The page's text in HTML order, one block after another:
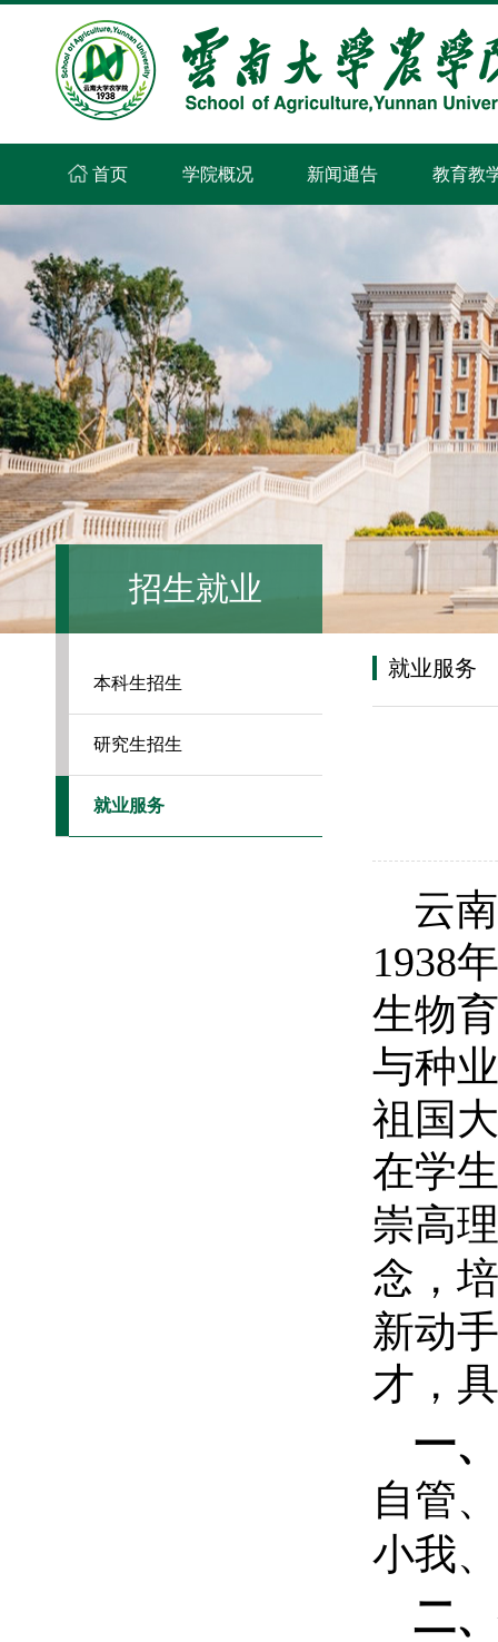
首页 学院概况 新闻通告 教育教
招生就业
本科生招生
研究生招生
就业服务
就业服务
云
1938年
生物
与种
祖国
在学
崇高
念 ，
新动
才，
一、
自管
小我
二、